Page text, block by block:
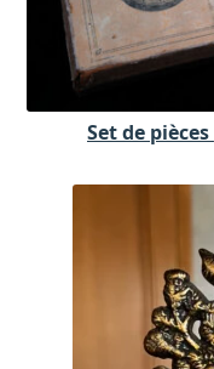
Set de